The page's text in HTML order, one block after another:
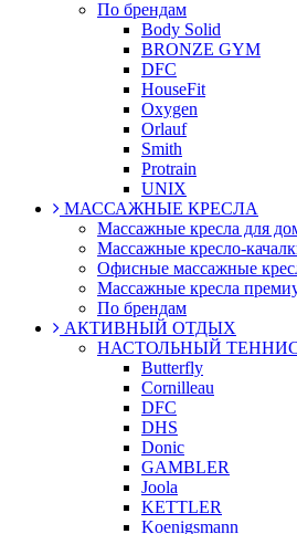
По брендам
Body Solid
BRONZE GYM
DFC
HouseFit
Oxygen
Orlauf
Smith
Protrain
UNIX
МАССАЖНЫЕ КРЕСЛА
Массажные кресла для
Массажные кресло-
Офисные массажные
Массажные кресла
По брендам
АКТИВНЫЙ ОТДЫХ
НАСТОЛЬНЫЙ
Butterfly
Cornilleau
DFC
DHS
Donic
GAMBLER
Joola
KETTLER
Koenigsmann